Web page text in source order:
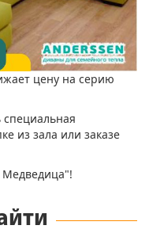
цену на серию
специальная
из зала или заказе